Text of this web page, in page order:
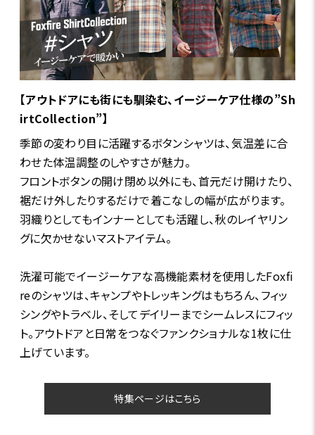
【アウトドアにも街にも馴染む、イージーケア仕様の”Sh
irtCollection”】
季節の変わり目に活躍するボタンシャツは、気温差に合
わせた体温調整のしやすさが魅力。
フロントボタンの開け閉め以外にも、首元だけ開けたり、
裾だけ外したりするだけで着こなしの幅が広がります。
羽織りとしてもインナーとしても活躍し、秋のレイヤリン
グに欠かせないマストアイテム。
洗濯可能でイージーケアな高機能素材を使用したFoxfi
reのシャツは、キャンプやトレッキングはもちろん、フィッ
シングやトラベル、そしてデイリーまでシームレスにフィッ
ト。アウトドアと日常をつなぐファンクショナルな1枚に仕
上げています。
特集ページはこちら